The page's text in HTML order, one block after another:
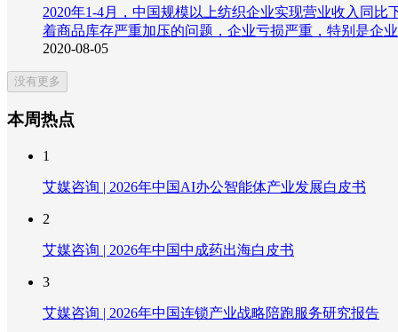
2020年1-4月，中国规模以上纺织企业实现营业收入同
着商品库存严重加压的问题，企业亏损严重，特别是企
2020-08-05
没有更多
本周热点
1
艾媒咨询 | 2026年中国AI办公智能体产业发展白皮书
2
艾媒咨询 | 2026年中国中成药出海白皮书
3
艾媒咨询 | 2026年中国连锁产业战略陪跑服务研究报告